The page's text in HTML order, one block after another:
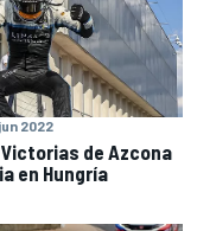
2022
Victorias de Azcona
en Hungría